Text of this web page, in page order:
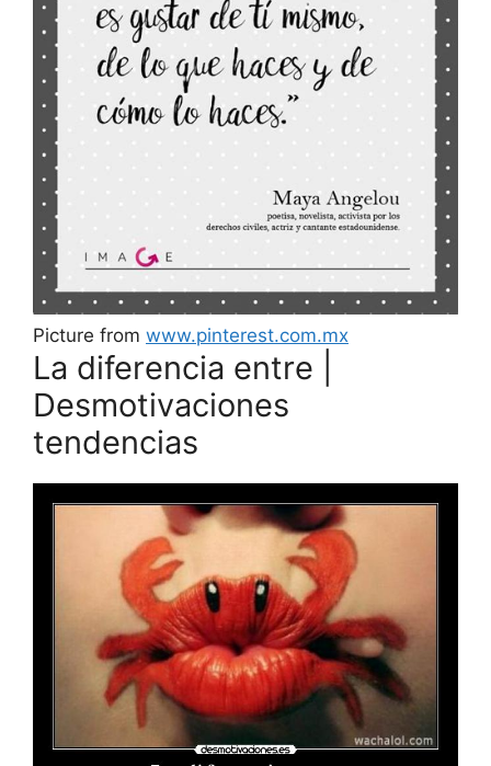
Picture from www.pinterest.com.mx
La diferencia entre |
Desmotivaciones
tendencias